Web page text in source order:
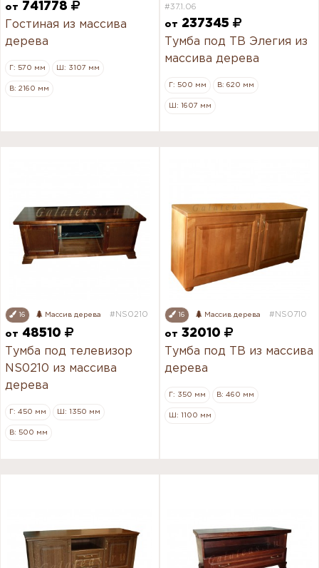
от
741778
Гостиная из массива
дерева
Г: 570 мм Ш: 3107 мм
В: 2160 мм
#37.1.06
от
237345
Тумба под ТВ Элегия из
массива дерева
Г: 500 мм В: 620 мм
Ш: 1607 мм
16 Массив дерева #NS0210
от 48510
Тумба под телевизор
NS0210 из массива
дерева
Г: 450 мм Ш: 1350 мм
В: 500 мм
16 Массив дерева #NS0710
от 32010
Тумба под ТВ из массива
дерева
Г: 350 мм В: 460 мм
Ш: 1100 мм